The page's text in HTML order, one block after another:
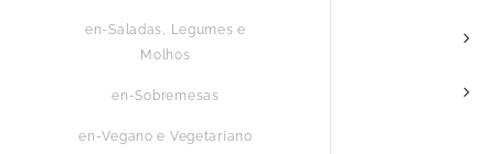
en-Saladas, Legumes e
Molhos
en-Sobremesas
en-Vegano e Vegetariano